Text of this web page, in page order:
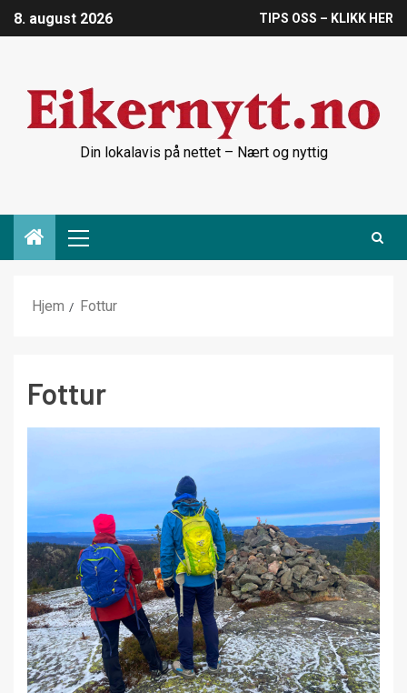
8. august 2026 TIPS OSS – KLIKK HER
Din lokalavis på nettet – Nært og nyttig
Hjem Fottur
Fottur